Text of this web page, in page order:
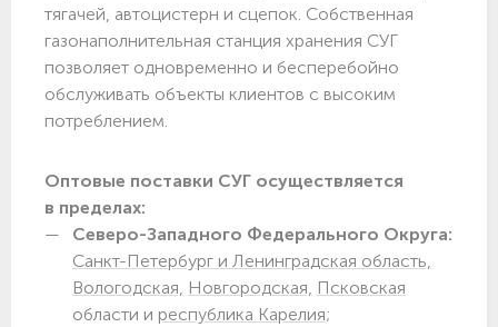
тягачей, автоцистерн и сцепок. Собственная
газонаполнительная станция хранения СУГ
позволяет одновременно и бесперебойно
обслуживать объекты клиентов с высоким
потреблением.
Оптовые поставки СУГ осуществляется
в пределах:
Северо-Западного Федерального Округа:
Санкт-Петербург и Ленинградская область,
Вологодская, Новгородская, Псковская
области и республика Карелия;